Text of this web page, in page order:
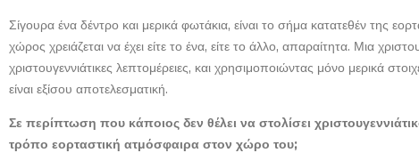
Σίγουρα ένα δέντρο και μερικά φωτάκια, είναι το σήμα κατατεθέν της
χώρος χρειάζεται να έχει είτε το ένα, είτε το άλλο, απαραίτητα. Μια
χριστουγεννιάτικες λεπτομέρειες, και χρησιμοποιώντας μόνο μερικά
είναι εξίσου αποτελεσματική.
Σε περίπτωση που κάποιος δεν θέλει να στολίσει
τρόπο εορταστική ατμόσφαιρα στον χώρο του;